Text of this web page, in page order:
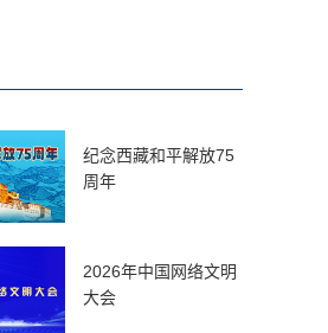
纪念西藏和平解放75
周年
2026年中国网络文明
大会